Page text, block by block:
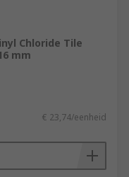
Chloride Tile
mm
€ 23,74/eenheid